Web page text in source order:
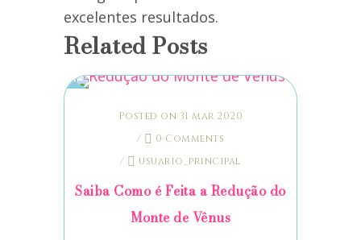
excelentes resultados.
Related Posts
Posted on 31 mar 2020
/
0 Comments
/
usuario_principal
Saiba Como é Feita a Redução do
Monte de Vênus